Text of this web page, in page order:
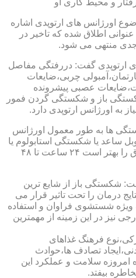
و محیط کاری او
اورژانس های ارتوپدی اشاره
اطلاق شده که تاخیر در
منتهی می شود.
ارتوپدی گفت: دررفتگی مفاصل
چربی،ضایعات
عصبی پیشرونده
باز و شکستگی گردن فمور
به اورژانس ارتوپدی دارد.
ها به طور معمول اورژانس
ساعد یا شکستگی استابولوم یا
شکستگی های بسته بازو و یا ساق را بهتر است ۲۴ ساعت تا ۴۸
شکستگی باز از شایع ترین
درمان را تحت تاثیر قرار می
شستشوی فراوان و استفاده
نیز در این زمینه از مهمترین
فرهنگ غذاهای
تصادف ها،حوادث
امروزه سلامت و عملکرد این
بیفتد.